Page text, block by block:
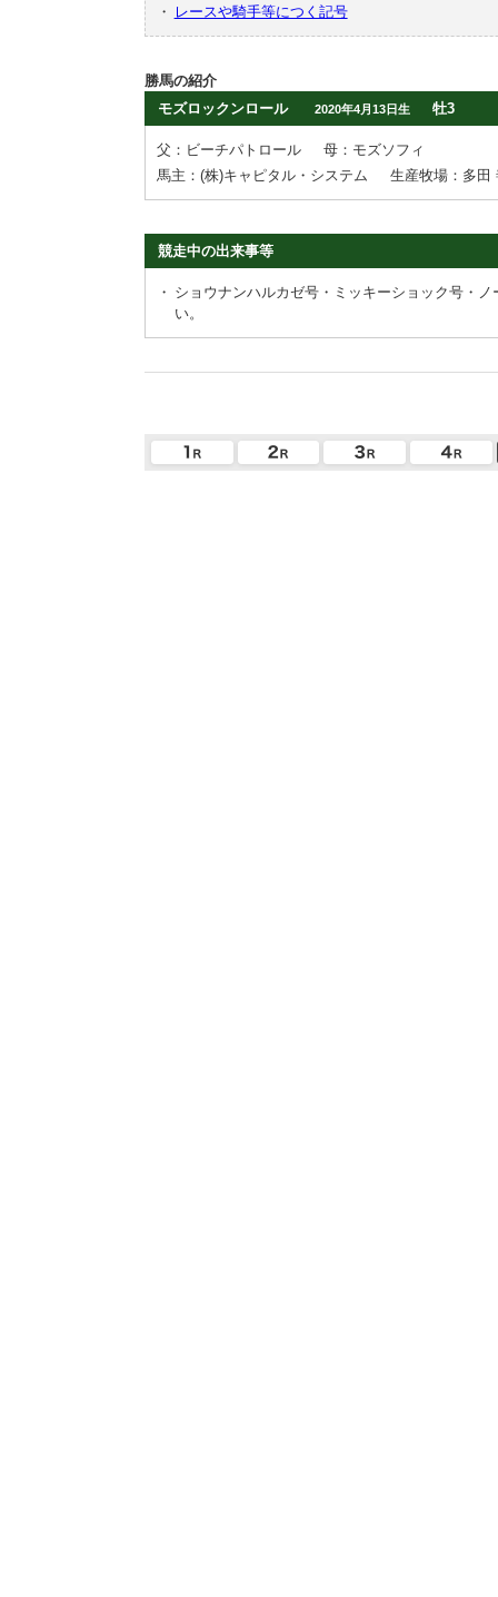
・
レースや騎手等につく記号
勝馬の紹介
モズロックンロール
2020年4月13日生 牡3
父：ビーチパトロール
母：モズソフィ
馬主：(株)キャピタル・システム
生産牧場：多田
競走中の出来事等
・ ショウナンハルカゼ号・ミッキーショック号・
い。